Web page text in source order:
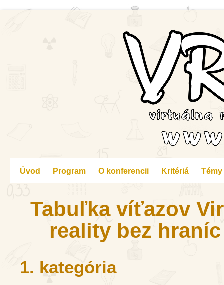
Úvod Program O konferencii Kritériá Témy
Tabuľka víťazov
reality bez hraníc
1. kategória